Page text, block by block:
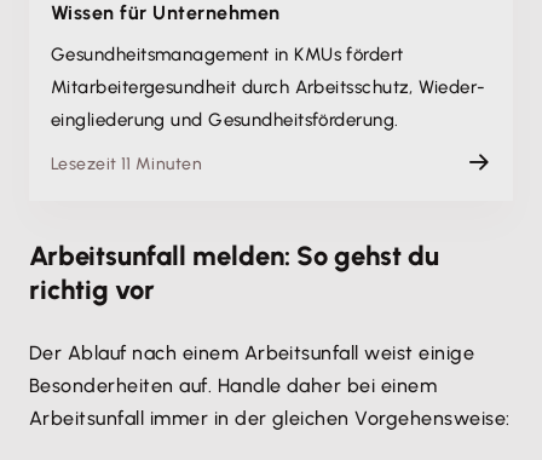
Wissen für Unternehmen
Gesundheits­management in KMUs fördert
Mitarbeiter­gesundheit durch Arbeitsschutz, Wieder­
eingliederung und Gesundheits­förderung.
Lesezeit 11 Minuten
Arbeitsunfall melden: So gehst du
richtig vor
Der Ablauf nach einem Arbeitsunfall weist einige
Besonderheiten auf. Handle daher bei einem
Arbeitsunfall immer in der gleichen Vorgehensweise: